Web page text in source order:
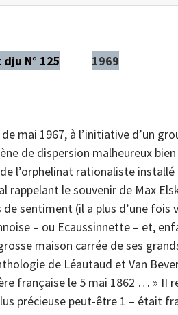
N° 125 1969
mai 1967, à l’initiative d’un
de dispersion malheureux
l’orphelinat rationaliste
rappelant le souvenir de Max
sentiment (il a plus d’une fois
– ou Ecaussinnette – et,
maison carrée de ses
de Léautaud et Van
française le 5 mai 1862 … » II
précieuse peut-être 1 – était